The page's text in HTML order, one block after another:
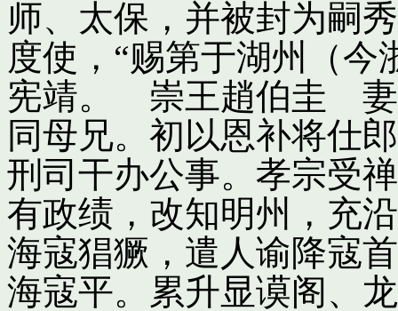
师、太保，并被封为嗣
度使，“赐第于湖州（今
宪靖。 崇王趙伯圭 妻
同母兄。初以恩补将仕
刑司干办公事。孝宗受
有政绩，改知明州，充
海寇猖獗，遣人谕降寇
海寇平。累升显谟阁、